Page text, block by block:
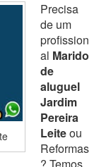
Precisa
de um
profission
al Marido
de
aluguel
Jardim
Pereira
Leiteou
Reformas